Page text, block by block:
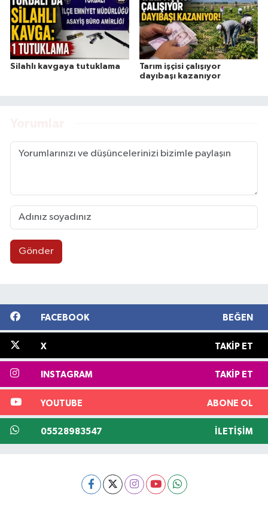
Silahlı kavgaya tutuklama
Tarım işçisi çalışıyor
dayıbaşı kazanıyor
Gönder
FACEBOOK BEĞEN
X TAKIP ET
INSTAGRAM TAKIP ET
YOUTUBE ABONE OL
05528983547 İLETIŞIM